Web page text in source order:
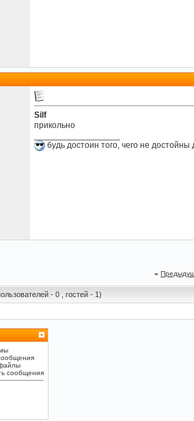
Silf
прикольно
будь достоин того, чего не достойны
«
- 0 , гостей - 1)
сообщения